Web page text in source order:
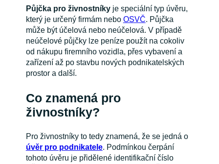
Půjčka pro živnostníkyje speciální typ úvěru,
který je určený firmám nebo OSVČ. Půjčka
může být účelová nebo neúčelová. V případě
neúčelové půjčky lze peníze použít na cokoliv
od nákupu firemního vozidla, přes vybavení a
zařízení až po stavbu nových podnikatelských
prostor a další.
Co znamená pro
živnostníky?
Pro živnostníky to tedy znamená, že se jedná o
úvěr pro podnikatele. Podmínkou čerpání
tohoto úvěru je přidělené identifikační číslo